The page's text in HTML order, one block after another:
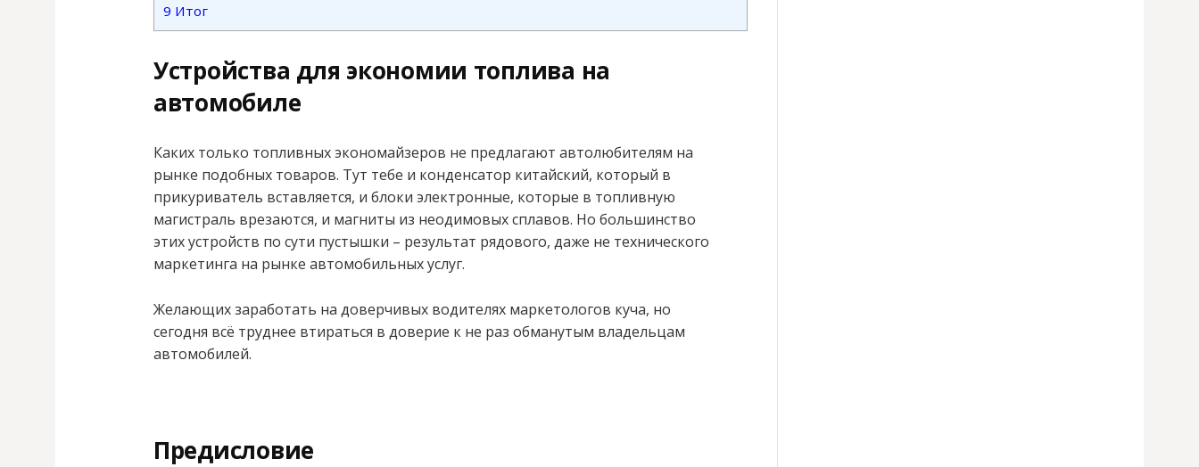
9 Итог
Устройства для экономии топлива на
автомобиле
Каких только топливных экономайзеров не предлагают автолюбителям на
рынке подобных товаров. Тут тебе и конденсатор китайский, который в
прикуриватель вставляется, и блоки электронные, которые в топливную
магистраль врезаются, и магниты из неодимовых сплавов. Но большинство
этих устройств по сути пустышки – результат рядового, даже не технического
маркетинга на рынке автомобильных услуг.
Желающих заработать на доверчивых водителях маркетологов куча, но
сегодня всё труднее втираться в доверие к не раз обманутым владельцам
автомобилей.
Предисловие